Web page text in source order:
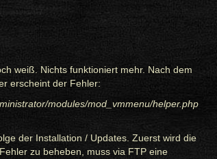
weiß. Nichts funktioniert mehr. Nach dem
erscheint der Fehler:
modules/mod_vmmenu/helper.php
der Installation / Updates. Zuerst wird die
zu beheben, muss via FTP eine